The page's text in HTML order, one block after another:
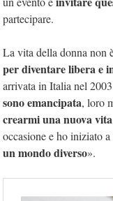
partecipare.
La vita della donna non
per diventare libera e
arrivata in Italia nel
sono emancipata, loro
crearmi una nuova vita
occasione e ho iniziato
un mondo diverso».